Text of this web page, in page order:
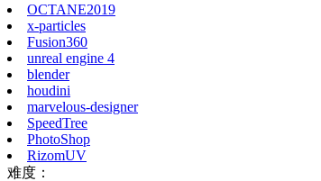
OCTANE2019
x-particles
Fusion360
unreal engine 4
blender
houdini
marvelous-designer
SpeedTree
PhotoShop
RizomUV
难度：